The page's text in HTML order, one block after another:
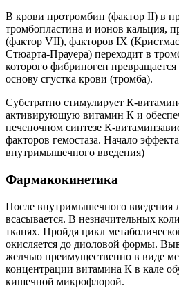
В крови протромбин (фактор II) в
тромбопластина и ионов кальция,
(фактор VII), факторов IX
Стюарта-Прауера) переходит в
которого фибриноген
основу сгустка крови (тромба).
Субстратно стимулирует К-
активирующую витамин К и
печеночном синтезе К-
факторов гемостаза. Начало
внутримышечного введения)
Фармакокинетика
После внутримышечного введения
всасывается. В незначительных
тканях. Пройдя цикл
окисляется до диоловой формы.
желчью преимущественно в виде
концентрации витамина К в кале
кишечной микрофлорой.